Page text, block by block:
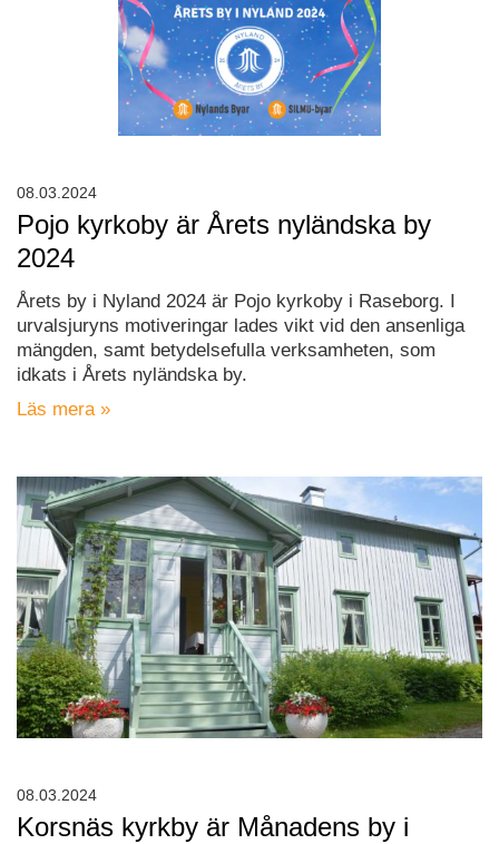
Pojo kyrkoby är Årets nyländska by
2024
Årets by i Nyland 2024 är Pojo kyrkoby i Raseborg. I
urvalsjuryns motiveringar lades vikt vid den ansenliga
mängden, samt betydelsefulla verksamheten, som
idkats i Årets nyländska by.
Läs mera »
08.03.2024
Korsnäs kyrkby är Månadens by i
08.03.2024